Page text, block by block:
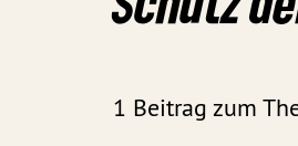
1 Beitrag zum